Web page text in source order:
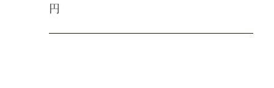
よくある質問
サイトマップ
円